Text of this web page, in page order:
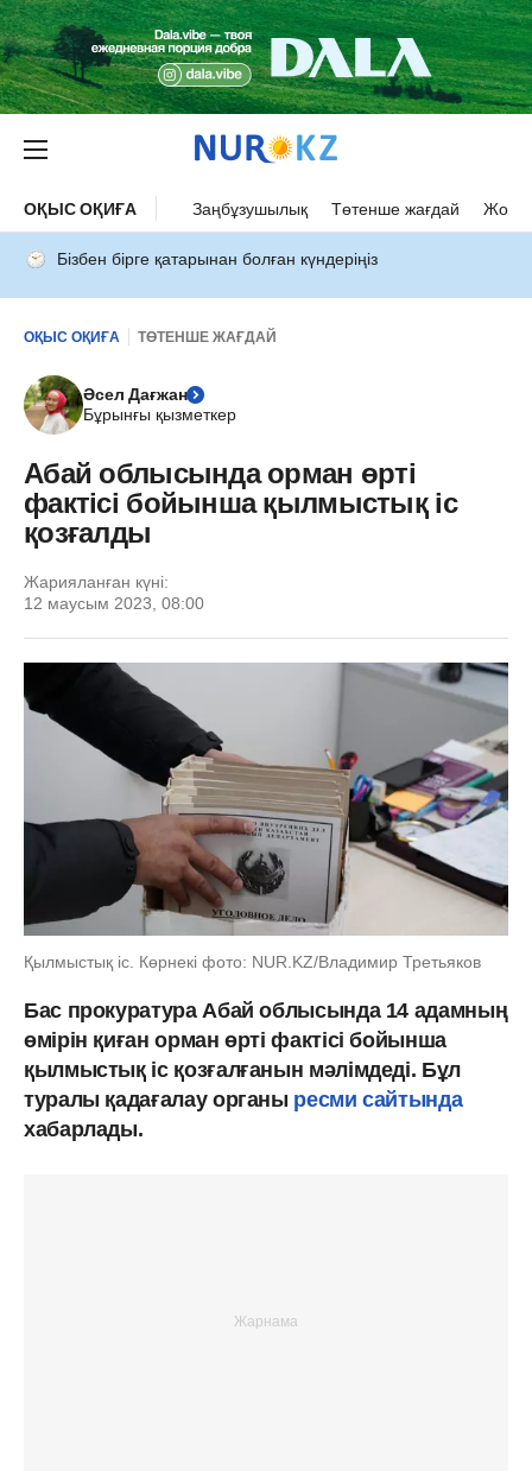
ОҚЫС ОҚИҒА Заңбұзушылық Төтенше жағдай Жол
Бізбен бірге қатарынан болған күндеріңіз
ОҚЫС ОҚИҒА ТӨТЕНШЕ ЖАҒДАЙ
Әсел Дағжан
Бұрынғы қызметкер
Абай облысында орман өрті
фактісі бойынша қылмыстық іс
қозғалды
Жарияланған күні:
12 маусым 2023, 08:00
Қылмыстық іс. Көрнекі фото: NUR.KZ/Владимир Третьяков
Бас прокуратура Абай облысында 14 адамның
өмірін қиған орман өрті фактісі бойынша
қылмыстық іс қозғалғанын мәлімдеді. Бұл
туралы қадағалау органы ресми сайтында
хабарлады.